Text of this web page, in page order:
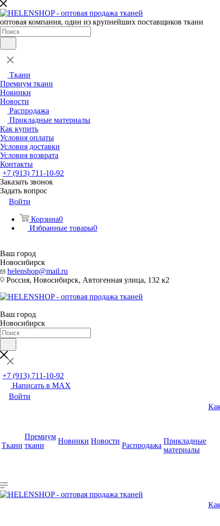
оптовая компания, один из крупнейших поставщиков ткани
Ткани
Премиум ткани
Новинки
Новости
Распродажа
Прикладные материалы
Как купить
Условия оплаты
Условия доставки
Условия возврата
Контакты
+7 (913) 711-10-92
Заказать звонок
Задать вопрос
Войти
Корзина0
Избранные товары0
Ваш город
Новосибирск
helenshop@mail.ru
Россия, Новосибирск, Автогенная улица, 132 к2
Ваш город
Новосибирск
+7 (913) 711-10-92
Написать в MAX
Войти
Ткани
Премиум
ткани
Новинки Новости
Распродажа
Прикладные
материалы